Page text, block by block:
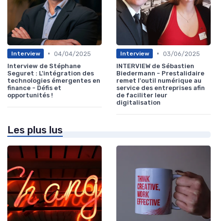
Interview • 04/04/2025
Interview de Stéphane
Seguret : L'intégration des
technologies émergentes en
finance - Défis et
opportunités !
Interview • 03/06/2025
INTERVIEW de Sébastien
Biedermann - Prestalidaire
remet l'outil numérique au
service des entreprises afin
de faciliter leur
digitalisation
Les plus lus